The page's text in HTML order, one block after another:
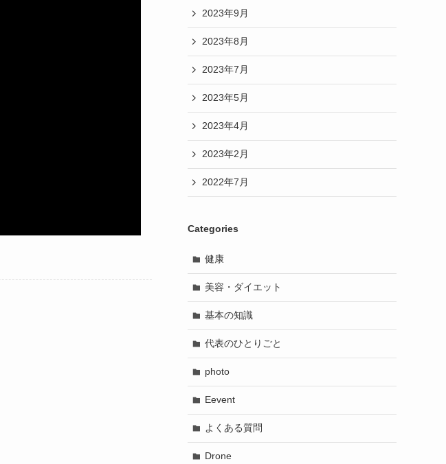
2023年9月
2023年8月
2023年7月
2023年5月
2023年4月
2023年2月
2022年7月
Categories
健康
美容・ダイエット
基本の知識
代表のひとりごと
photo
Eevent
よくある質問
Drone